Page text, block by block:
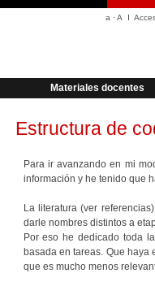
a ·A
Materiales docentes
Estructura de
Para ir avanzando en mi
información y he tenido que
La literatura (ver
darle nombres distintos a
Por eso he dedicado toda
basada en tareas. Que
que es mucho menos